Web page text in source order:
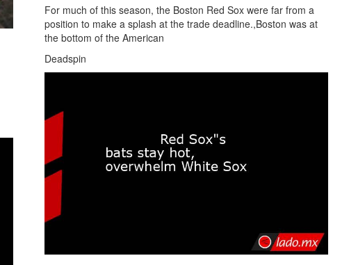
For much of this season, the Boston Red Sox were far from a
position to make a splash at the trade deadline.,Boston was at
the bottom of the American
Deadspin